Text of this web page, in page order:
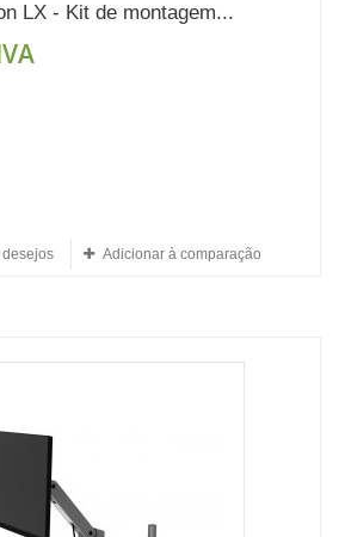
LX - Kit de montagem...
Adicionar à comparação